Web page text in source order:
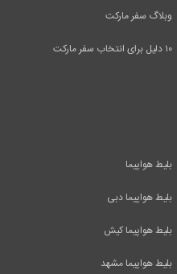
وبلاگ سفر مارکت
۱۰ دلیل برای انتخاب سفر مارکت
بلیط هواپیما
بلیط هواپیما دبی
بلیط هواپیما کیش
بلیط هواپیما مشهد